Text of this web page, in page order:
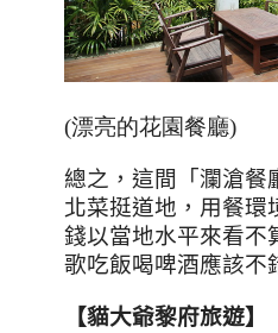
(漂亮的花園餐廳)
總之，這間「瀾滄餐
北菜挺道地，用餐環
錢以當地水平來看不
歌吃飯喝啤酒應該不
【貓大爺黎府旅遊】